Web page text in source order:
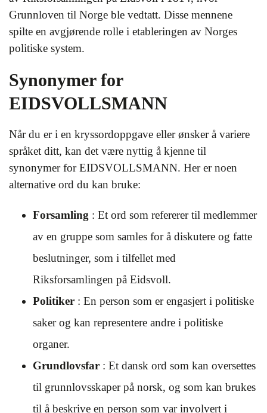
Grunnloven til Norge ble vedtatt. Disse mennene
spilte en avgjørende rolle i etableringen av Norges
politiske system.
Synonymer for
EIDSVOLLSMANN
Når du er i en kryssordoppgave eller ønsker å variere
språket ditt, kan det være nyttig å kjenne til
synonymer for EIDSVOLLSMANN. Her er noen
alternative ord du kan bruke:
Forsamling : Et ord som refererer til medlemmer
av en gruppe som samles for å diskutere og fatte
beslutninger, som i tilfellet med
Riksforsamlingen på Eidsvoll.
Politiker : En person som er engasjert i politiske
saker og kan representere andre i politiske
organer.
Grundlovsfar : Et dansk ord som kan oversettes
til grunnlovsskaper på norsk, og som kan brukes
til å beskrive en person som var involvert i